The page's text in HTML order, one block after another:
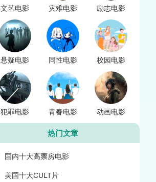
文艺电影 灾难电影 励志电影
悬疑电影 同性电影 校园电影
犯罪电影 青春电影 动画电影
热门文章
国内十大高票房电影
美国十大CULT片